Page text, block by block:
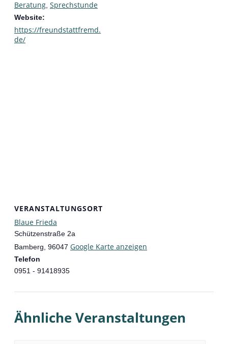
Beratung Sprechstunde
Website:
https://freundstattfremd.
de/
VERANSTALTUNGSORT
Blaue Frieda
Schützenstraße 2a
Bamberg 96047 Google Karte anzeigen
Telefon
0951 - 91418935
Ähnliche Veranstaltungen